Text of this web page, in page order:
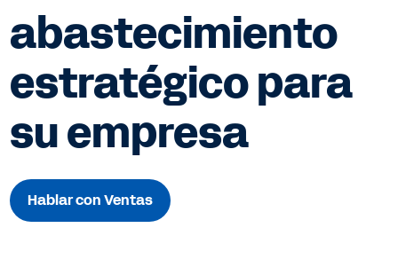
abastecimiento
estratégico para
su empresa
Hablar con Ventas